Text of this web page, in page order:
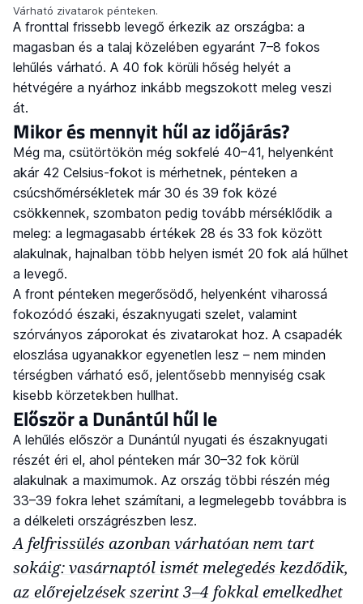
Várható zivatarok pénteken.
A fronttal frissebb levegő érkezik az országba: a
magasban és a talaj közelében egyaránt 7–8 fokos
lehűlés várható. A 40 fok körüli hőség helyét a
hétvégére a nyárhoz inkább megszokott meleg veszi
át.
Mikor és mennyit hűl az időjárás?
Még ma, csütörtökön még sokfelé 40–41, helyenként
akár 42 Celsius-fokot is mérhetnek, pénteken a
csúcshőmérsékletek már 30 és 39 fok közé
csökkennek, szombaton pedig tovább mérséklődik a
meleg: a legmagasabb értékek 28 és 33 fok között
alakulnak, hajnalban több helyen ismét 20 fok alá hűlhet
a levegő.
A front pénteken megerősödő, helyenként viharossá
fokozódó északi, északnyugati szelet, valamint
szórványos záporokat és zivatarokat hoz. A csapadék
eloszlása ugyanakkor egyenetlen lesz – nem minden
térségben várható eső, jelentősebb mennyiség csak
kisebb körzetekben hullhat.
Először a Dunántúl hűl le
A lehűlés először a Dunántúl nyugati és északnyugati
részét éri el, ahol pénteken már 30–32 fok körül
alakulnak a maximumok. Az ország többi részén még
33–39 fokra lehet számítani, a legmelegebb továbbra is
a délkeleti országrészben lesz.
A felfrissülés azonban várhatóan nem tart
sokáig: vasárnaptól ismét melegedés kezdődik,
az előrejelzések szerint 3–4 fokkal emelkedhet